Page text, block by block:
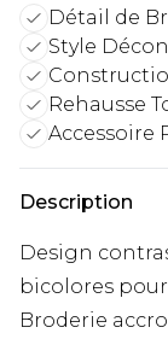
Détail de
Style
Rehausse
Accessoire
Description
Design
bicolores
Broderie